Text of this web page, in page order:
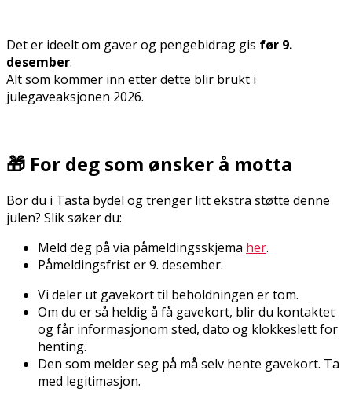
Det er ideelt om gaver og pengebidrag gis før 9.
desember.
Alt som kommer inn etter dette blir brukt i
julegaveaksjonen 2026.
🎁 For deg som ønsker å motta
Bor du i Tasta bydel og trenger litt ekstra støtte denne
julen? Slik søker du:
Meld deg på via påmeldingsskjema her.
Påmeldingsfrist er 9. desember.
Vi deler ut gavekort til beholdningen er tom.
Om du er så heldig å få gavekort, blir du kontaktet
og får informasjonom sted, dato og klokkeslett for
henting.
Den som melder seg på må selv hente gavekort. Ta
med legitimasjon.